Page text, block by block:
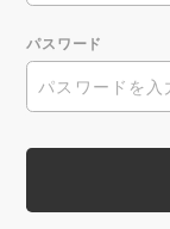
パスワード